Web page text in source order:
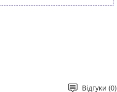
Відгуки (0)